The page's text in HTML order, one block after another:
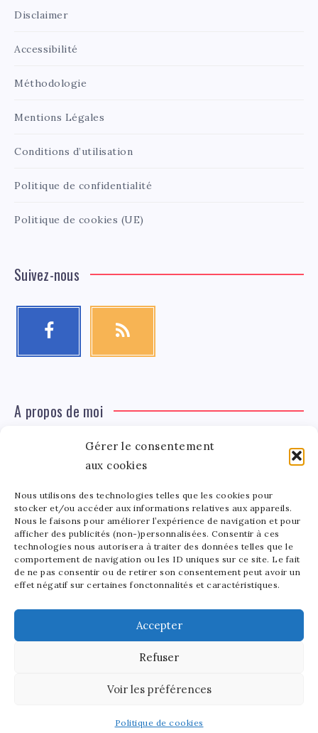
Gérer le consentement
aux cookies
Nous utilisons des technologies telles que les cookies pour
stocker et/ou accéder aux informations relatives aux appareils.
Nous le faisons pour améliorer l’expérience de navigation et pour
afficher des publicités (non-)personnalisées. Consentir à ces
technologies nous autorisera à traiter des données telles que le
comportement de navigation ou les ID uniques sur ce site. Le fait
de ne pas consentir ou de retirer son consentement peut avoir un
effet négatif sur certaines fonctonnalités et caractéristiques.
Accepter
Refuser
Voir les préférences
Politique de cookies
Disclaimer
Accessibilité
Méthodologie
Mentions Légales
Conditions d’utilisation
Politique de confidentialité
Politique de cookies (UE)
Suivez-nous
A propos de moi
Tinger
Léa Tinger
Fondatrice
Fondatrice de FortunedeStar.com, je fusionne ma
passion pour les cultures et l'économie des célébrités.
Entre la gestion de mon site et la poterie, je trouve le
bonheur dans l'équilibre de mes activités. Mère d'un
bout de chou de 5 ans, je partage avec lui l'amour de
l'art sous toutes ses formes.
Découvrez notre site en anglais:Stars and Money